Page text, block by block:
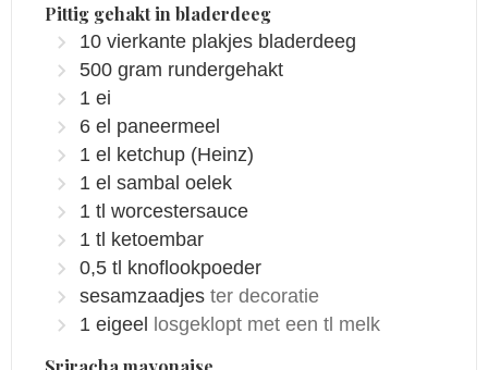
Pittig gehakt in bladerdeeg
10 vierkante plakjes bladerdeeg
500 gram rundergehakt
1 ei
6 el paneermeel
1 el ketchup (Heinz)
1 el sambal oelek
1 tl worcestersauce
1 tl ketoembar
0,5 tl knoflookpoeder
sesamzaadjes ter decoratie
1 eigeel losgeklopt met een tl melk